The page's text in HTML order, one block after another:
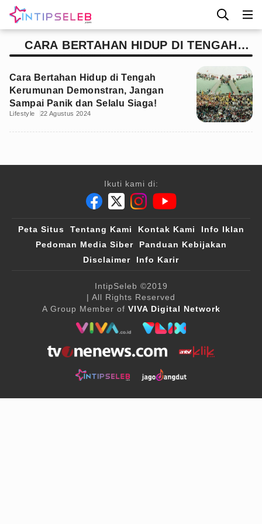
CARA BERTAHAN HIDUP DI TENGAH
KERUMUNAN DEMONSTRAN
Cara Bertahan Hidup di Tengah
Kerumunan Demonstran, Jangan
Sampai Panik dan Selalu Siaga!
Lifestyle 22 Agustus 2024
Ikuti kami di:
Peta Situs Tentang Kami Kontak Kami
Info Iklan
Pedoman Media Siber
Panduan Kebijakan
Disclaimer
Info Karir
IntipSeleb ©2019
| All Rights Reserved
A Group Member of VIVA Digital Network